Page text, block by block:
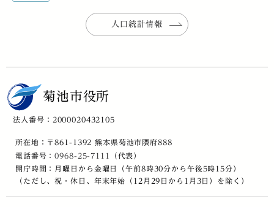
人口統計情報
菊池市役所
法人番号：2000020432105
所在地：〒861-1392 熊本県菊池市隈府888
電話番号：0968-25-7111
（代表）
開庁時間：月曜日から金曜日（午前8時30分から午後5時15分）
（ただし、祝・休日、年末年始（12月29日から1月3日）を除く）